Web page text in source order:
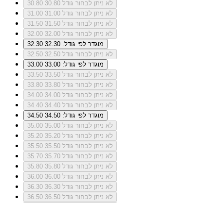
30.80
לא ניתן לבחור גודל 30.80
31.00
לא ניתן לבחור גודל 31.00
31.50
לא ניתן לבחור גודל 31.50
32.00
לא ניתן לבחור גודל 32.00
32.30
מוגדר לפי גודל: 32.30
32.50
לא ניתן לבחור גודל 32.50
33.00
מוגדר לפי גודל: 33.00
33.50
לא ניתן לבחור גודל 33.50
33.80
לא ניתן לבחור גודל 33.80
34.00
לא ניתן לבחור גודל 34.00
34.40
לא ניתן לבחור גודל 34.40
34.50
מוגדר לפי גודל: 34.50
35.00
לא ניתן לבחור גודל 35.00
35.20
לא ניתן לבחור גודל 35.20
35.50
לא ניתן לבחור גודל 35.50
35.70
לא ניתן לבחור גודל 35.70
35.80
לא ניתן לבחור גודל 35.80
36.00
לא ניתן לבחור גודל 36.00
36.30
לא ניתן לבחור גודל 36.30
36.50
לא ניתן לבחור גודל 36.50